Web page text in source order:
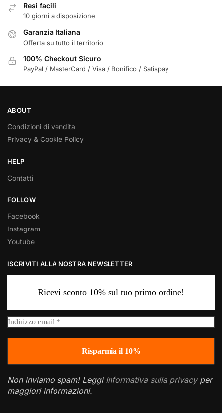
Resi facili
10 giorni a disposizione
Garanzia Italiana
Offerta su tutto il territorio
100% Checkout Sicuro
PayPal / MasterCard / Visa / Bonifico / Satispay
ABOUT
Condizioni di vendita
Privacy & Cookie Policy
HELP
Contatti
FOLLOW
Facebook
Instagram
Youtube
ISCRIVITI ALLA NOSTRA NEWSLETTER
Ricevi sconto 10% sul tuo primo ordine!
Non inviamo spam! Leggi Informativa sulla privacyper
maggiori informazioni.